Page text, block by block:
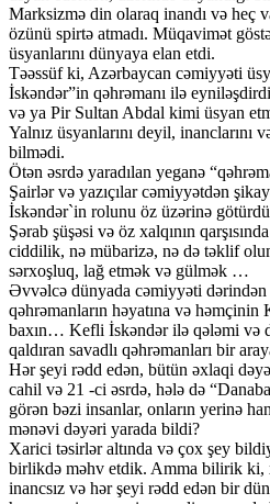
Marksizmə din olaraq inandı və heç
özünü spirtə atmadı. Müqavimət
üsyanlarını dünyaya elan etdi.
Təəssüf ki, Azərbaycan cəmiyyəti
İskəndər”in qəhrəmanı ilə
və ya Pir Sultan Abdal kimi üsyan
Yalnız üsyanlarını deyil, inanclarını
bilmədi.
Ötən əsrdə yaradılan yeganə
Şairlər və yazıçılar cəmiyyətdən
İskəndər`in rolunu öz üzərinə
Şərab şüşəsi və öz xalqının
ciddilik, nə mübarizə, nə də təklif
sərxoşluq, lağ etmək və gülmək …
Əvvəlcə dünyada cəmiyyəti dərindən
qəhrəmanların həyatına və
baxın… Kefli İskəndər ilə qələmi və
qaldıran savadlı qəhrəmanları bir
Hər şeyi rədd edən, bütün əxlaqi
cahil və 21 -ci əsrdə, hələ də
görən bəzi insanlar, onların yerinə
mənəvi dəyəri yarada bildi?
Xarici təsirlər altında və çox şey
birlikdə məhv etdik. Amma bilirik ki,
inancsız və hər şeyi rədd edən bir